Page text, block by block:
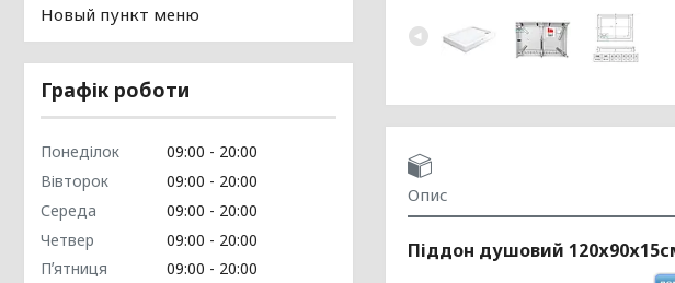
Опис
Піддон душовий
Новый пункт меню
Графік роботи
Понеділок 09:00
20:00
Вівторок
09:00
20:00
Середа
09:00
20:00
Четвер
09:00
20:00
Пʼятниця
09:00
20:00